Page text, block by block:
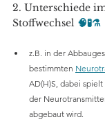
2. Unterschiede
Stoffwechsel 🧠🧪⚗️
z.B. in der
bestimmten
AD(H)S, dabei
der
abgebaut wird.